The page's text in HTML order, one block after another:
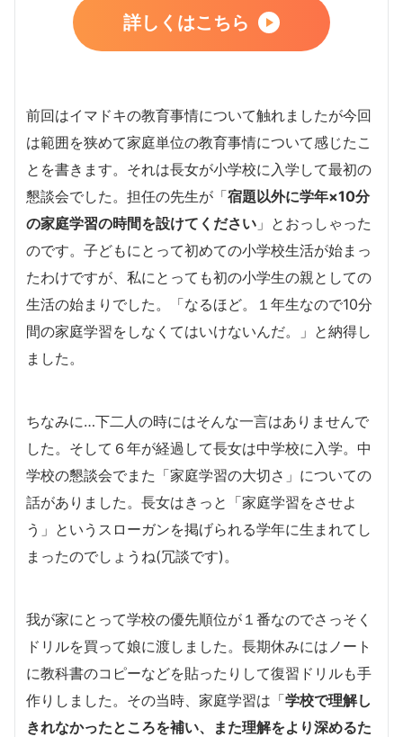
詳しくはこちら
前回はイマドキの教育事情について触れましたが今回
は範囲を狭めて家庭単位の教育事情について感じたこ
とを書きます。それは長女が小学校に入学して最初の
懇談会でした。担任の先生が「宿題以外に学年×10分
の家庭学習の時間を設けてください 」とおっしゃった
のです。子どもにとって初めての小学校生活が始まっ
たわけですが、私にとっても初の小学生の親としての
生活の始まりでした。「なるほど。１年生なので10分
間の家庭学習をしなくてはいけないんだ。」と納得し
ました。
ちなみに…下二人の時にはそんな一言はありませんで
した。そして６年が経過して長女は中学校に入学。中
学校の懇談会でまた「家庭学習の大切さ」についての
話がありました。長女はきっと「家庭学習をさせよ
う」というスローガンを掲げられる学年に生まれてし
まったのでしょうね(冗談です)。
我が家にとって学校の優先順位が１番なのでさっそく
ドリルを買って娘に渡しました。長期休みにはノート
に教科書のコピーなどを貼ったりして復習ドリルも手
作りしました。その当時、家庭学習は「学校で理解し
きれなかったところを補い、また理解をより深めるた